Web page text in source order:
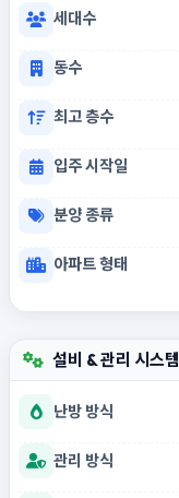
세대수
동수
최고 층수
입주 시작일
분양 종류
아파트 형태
설비 & 관리 시스템
난방 방식
관리 방식